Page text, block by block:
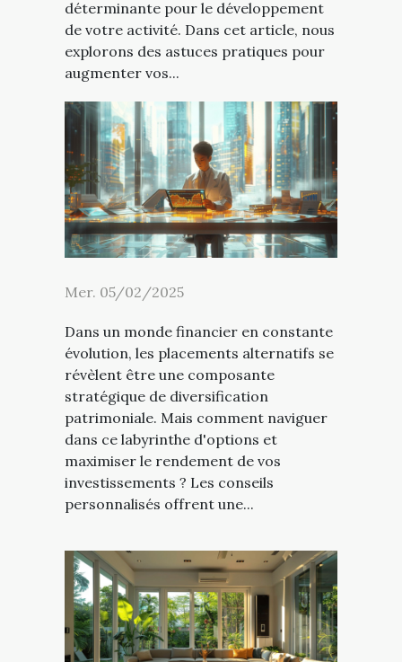
déterminante pour le développement
de votre activité. Dans cet article, nous
explorons des astuces pratiques pour
augmenter vos...
Mer. 05/02/2025
Dans un monde financier en constante
évolution, les placements alternatifs se
révèlent être une composante
stratégique de diversification
patrimoniale. Mais comment naviguer
dans ce labyrinthe d'options et
maximiser le rendement de vos
investissements ? Les conseils
personnalisés offrent une...